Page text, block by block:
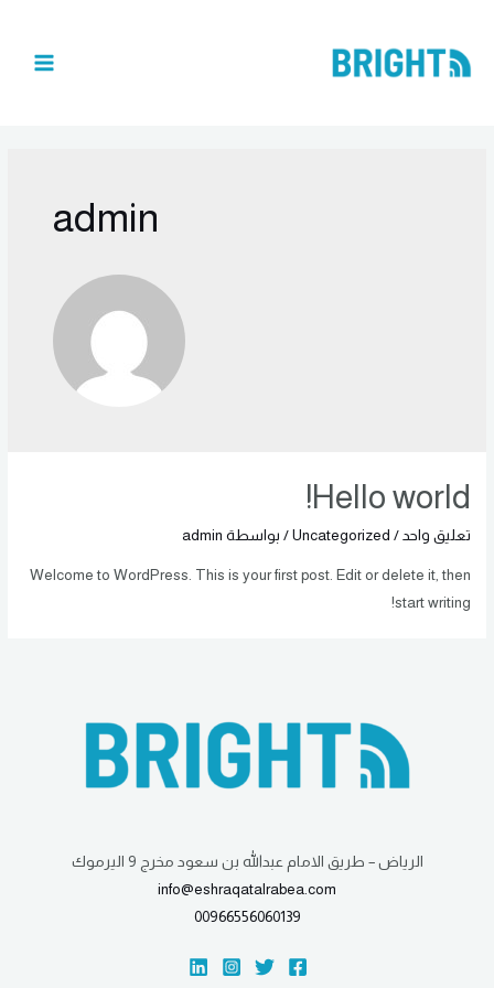
admin
Hello world!
تعليق واحد /
Uncategorized / بواسطة admin
Welcome to WordPress. This is your first post. Edit or delete it, then
start writing!
الرياض – طريق الامام عبدالله بن سعود مخرج 9 اليرموك
info@eshraqatalrabea.com
00966556060139